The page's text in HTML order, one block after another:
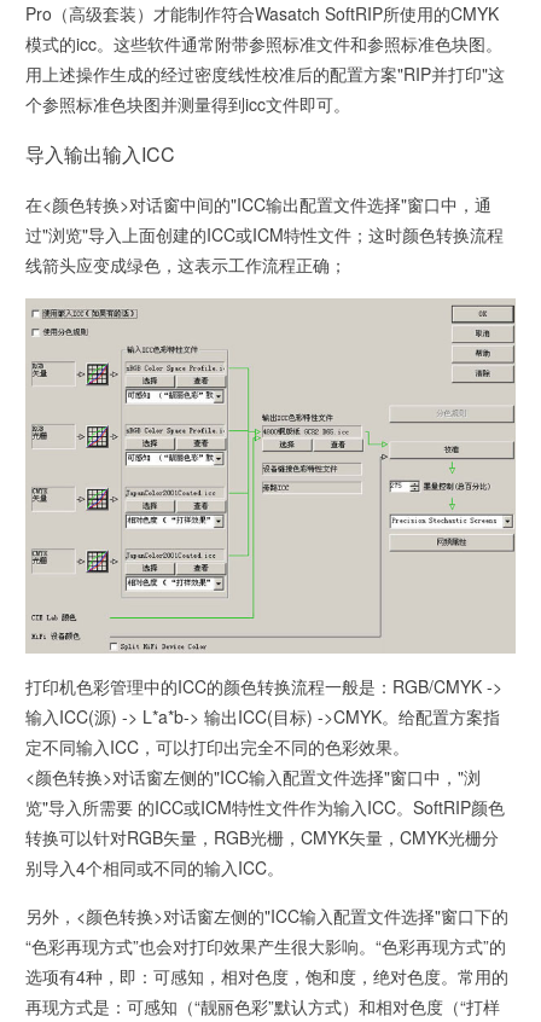
Pro（高级套装）才能制作符合Wasatch SoftRIP所使用的CMYK
模式的icc。这些软件通常附带参照标准文件和参照标准色块图。
用上述操作生成的经过密度线性校准后的配置方案"RIP并打印"这
个参照标准色块图并测量得到icc文件即可。
导入输出输入ICC
在<颜色转换>对话窗中间的"ICC输出配置文件选择"窗口中，通
过"浏览"导入上面创建的ICC或ICM特性文件；这时颜色转换流程
线箭头应变成绿色，这表示工作流程正确；
打印机色彩管理中的ICC的颜色转换流程一般是：RGB/CMYK ->
输入ICC(源) -> L*a*b-> 输出ICC(目标) ->CMYK。给配置方案指
定不同输入ICC，可以打印出完全不同的色彩效果。
<颜色转换>对话窗左侧的"ICC输入配置文件选择"窗口中，"浏
览"导入所需要 的ICC或ICM特性文件作为输入ICC。SoftRIP颜色
转换可以针对RGB矢量，RGB光栅，CMYK矢量，CMYK光栅分
别导入4个相同或不同的输入ICC。
另外，<颜色转换>对话窗左侧的"ICC输入配置文件选择"窗口下的
“色彩再现方式”也会对打印效果产生很大影响。“色彩再现方式”的
选项有4种，即：可感知，相对色度，饱和度，绝对色度。常用的
再现方式是：可感知（“靓丽色彩”默认方式）和相对色度（“打样